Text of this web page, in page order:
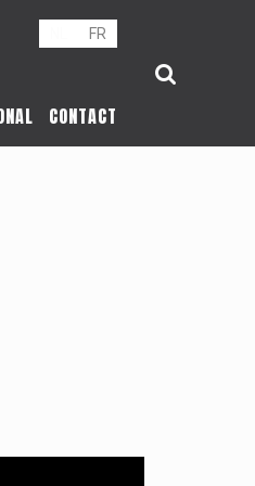
FR
CONTACT